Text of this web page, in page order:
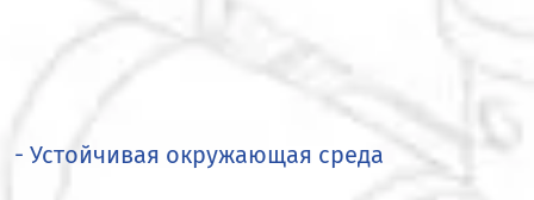
- Устойчивая окружающая среда